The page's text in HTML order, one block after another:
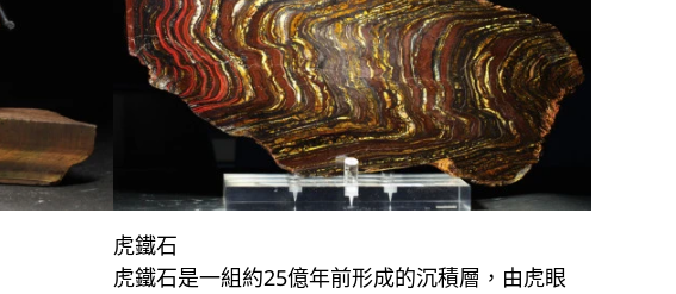
虎鐵石
虎鐵石是一組約25億年前形成的沉積層，由虎眼